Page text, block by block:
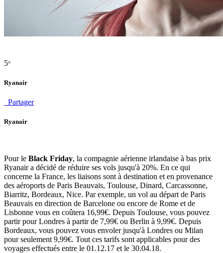
5°
Ryanair
Partager
Ryanair
Pour le Black Friday, la compagnie aérienne irlandaise à bas prix
Ryanair a décidé de réduire ses vols jusqu'à 20%. En ce qui
concerne la France, les liaisons sont à destination et en provenance
des aéroports de Paris Beauvais, Toulouse, Dinard, Carcassonne,
Biarritz, Bordeaux, Nice. Par exemple, un vol au départ de Paris
Beauvais en direction de Barcelone ou encore de Rome et de
Lisbonne vous en coûtera 16,99€. Depuis Toulouse, vous pouvez
partir pour Londres à partir de 7,99€ ou Berlin à 9,99€. Depuis
Bordeaux, vous pouvez vous envoler jusqu'à Londres ou Milan
pour seulement 9,99€. Tout ces tarifs sont applicables pour des
voyages effectués entre le 01.12.17 et le 30.04.18.